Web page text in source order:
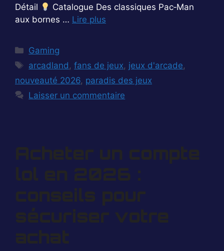
Détail
Catalogue Des classiques Pac‑Man
aux bornes … Lire plus
Catégories
Gaming
Étiquettes
arcadland ,fans de jeux, jeux d'arcade,
nouveauté 2026, paradis des jeux
Laisser un commentaire
Acheter un compte
lol en 2026 :
conseils pour
sécuriser votre
achat